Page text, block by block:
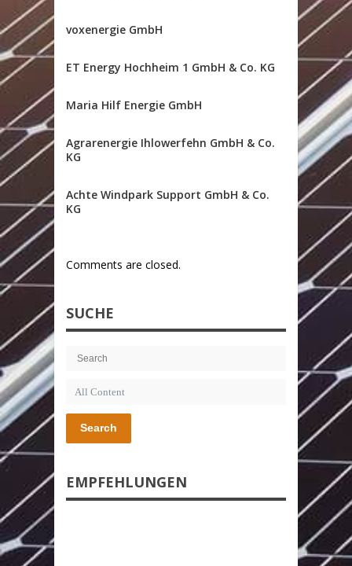
voxenergie GmbH
ET Energy Hochheim 1 GmbH & Co. KG
Maria Hilf Energie GmbH
Agrarenergie Ihlowerfehn GmbH & Co.
KG
Achte Windpark Support GmbH & Co.
KG
Comments are closed.
SUCHE
Search
EMPFEHLUNGEN